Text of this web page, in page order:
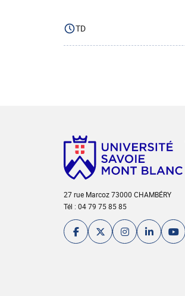
TD
27 rue Marcoz 73000 CHAMBÉRY
Tél : 04 79 75 85 85